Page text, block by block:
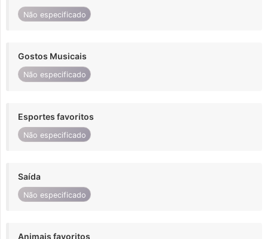
Não especificado
Gostos Musicais
Não especificado
Esportes favoritos
Não especificado
Saída
Não especificado
Animais favoritos